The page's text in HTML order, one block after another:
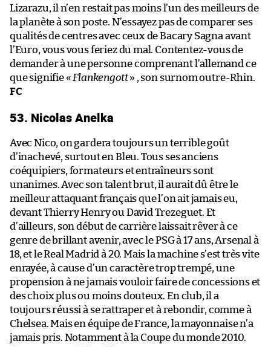
Lizarazu, il n’en restait pas moins l’un des meilleurs de
la planète à son poste. N’essayez pas de comparer ses
qualités de centres avec ceux de Bacary Sagna avant
l’Euro, vous vous feriez du mal. Contentez-vous de
demander à une personne comprenant l’allemand ce
que signifie « Flankengott» , son surnom outre-Rhin.
FC
53. Nicolas Anelka
Avec Nico, on gardera toujours un terrible goût
d’inachevé, surtout en Bleu. Tous ses anciens
coéquipiers, formateurs et entraîneurs sont
unanimes. Avec son talent brut, il aurait dû être le
meilleur attaquant français que l’on ait jamais eu,
devant Thierry Henry ou David Trezeguet. Et
d’ailleurs, son début de carrière laissait rêver à ce
genre de brillant avenir, avec le PSG à 17 ans, Arsenal à
18, et le Real Madrid à 20. Mais la machine s’est très vite
enrayée, à cause d’un caractère trop trempé, une
propension à ne jamais vouloir faire de concessions et
des choix plus ou moins douteux. En club, il a
toujours réussi à se rattraper et à rebondir, comme à
Chelsea. Mais en équipe de France, la mayonnaise n’a
jamais pris. Notamment à la Coupe du monde 2010.